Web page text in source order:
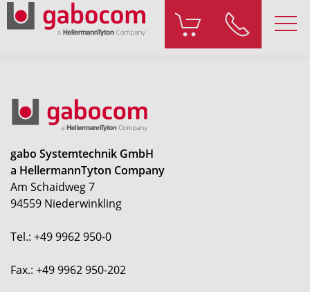
gabo Systemtechnik GmbH
a HellermannTyton Company
Am Schaidweg 7
94559 Niederwinkling
Tel.: +49 9962 950-0
Fax.: +49 9962 950-202